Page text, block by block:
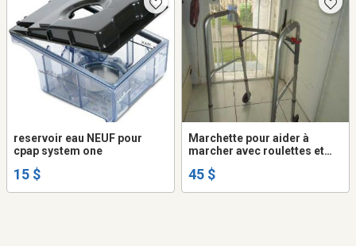
reservoir eau NEUF pour
cpap system one
15 $
Marchette pour aider à
marcher avec roulettes et
45 $